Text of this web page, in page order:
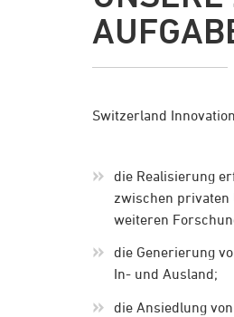
Switzerland
die Realisierung
zwischen privaten
weiteren
die Generierung
In- und Ausland;
die Ansiedlung